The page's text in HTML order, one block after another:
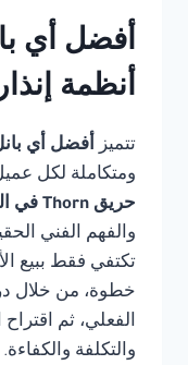
أفضل أي
أنظمة
تتميز أفضل أي
ومتكاملة لكل
حريق Thorn في الجيزة
والفهم الفني
تكتفي فقط ببيع
خطوة، من خلال
الفعلي، ثم
والتكلفة والكفاءة.